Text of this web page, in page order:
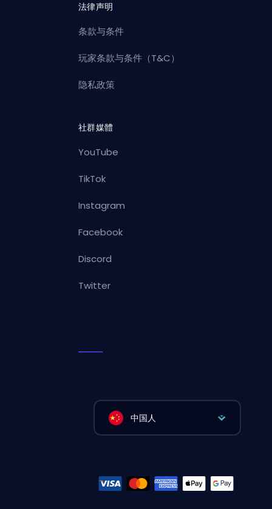
法律声明
条款与条件
玩家条款与条件（T&C）
隐私政策
社群媒體
YouTube
TikTok
Instagram
Facebook
Discord
Twitter
中国人